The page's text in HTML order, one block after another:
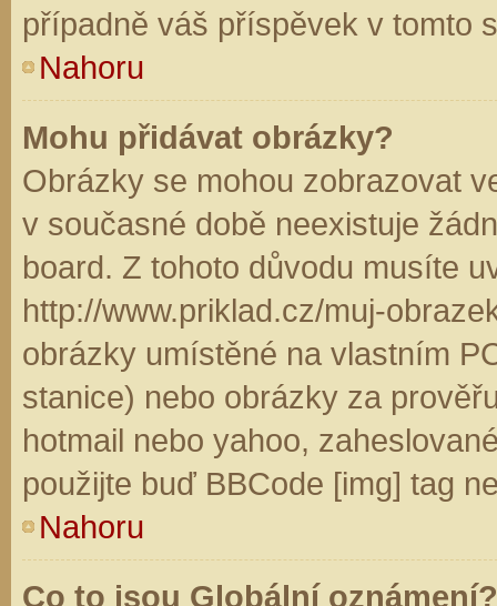
případně váš příspěvek v tomto
Nahoru
Mohu přidávat obrázky?
Obrázky se mohou zobrazovat
v současné době neexistuje
board. Z tohoto důvodu musíte
http://www.priklad.cz/muj-
obrázky umístěné na vlastním
stanice) nebo obrázky za
hotmail nebo yahoo,
použijte buď BBCode [img] tag
Nahoru
Co to jsou Globální oznámení?